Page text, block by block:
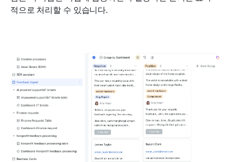
적으로 처리할 수 있습니다.